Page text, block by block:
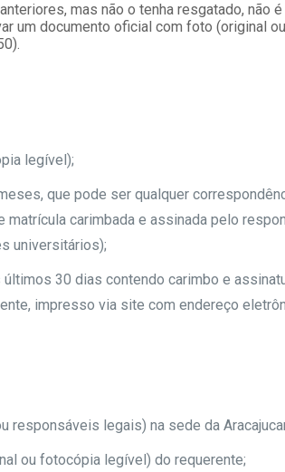
mas não o tenha resgatado,
um documento oficial com foto (original
legível);
que pode ser qualquer
carimbada e assinada pelo
universitários);
30 dias contendo carimbo e
impresso via site com endereço
responsáveis legais) na sede da
ou fotocópia legível) do requerente;